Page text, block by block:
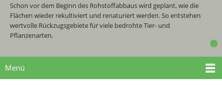
Schon vor dem Beginn des Rohstoffabbaus wird geplant, wie die
Flächen wieder rekultiviert und renaturiert werden. So entstehen
wertvolle Rückzugsgebiete für viele bedrohte Tier- und
Pflanzenarten.
Menü